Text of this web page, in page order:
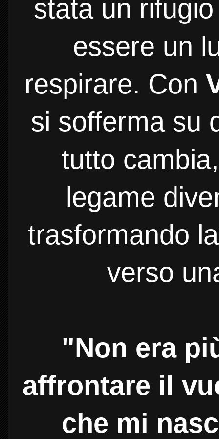
stata un
essere un
respirare. Con
si sofferma su
tutto
legame
trasformando
verso
"Non era
affrontare il
che mi